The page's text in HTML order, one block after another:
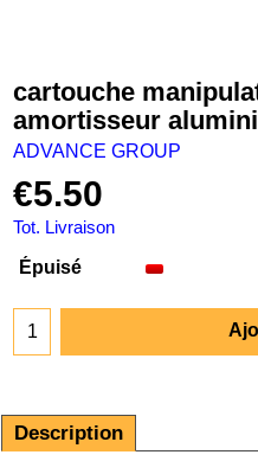
cartouche
amortisseur
ADVANCE GROUP
€5.50
Tot. Livraison
Épuisé
Description